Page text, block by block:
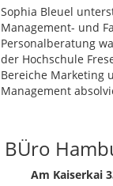
Sophia Bleuel
Management- und
Personalberatung
der Hochschule
Bereiche Marketing
Management
BÜro
Am Kaiserkai